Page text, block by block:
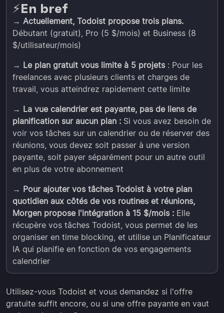
⚡️En bref
→ Actuellement, Todoist propose trois plans.
Débutant (gratuit), Pro (5 $/mois) et Business (8
$/utilisateur/mois)
→ Le plan gratuit vous limite à 5 projets: Pour les
freelances avec plusieurs clients et charges de
travail, vous atteindrez rapidement cette limite
→ La vue calendrier est payante, pas de liens de
planification sur aucun plan : Si vous avez besoin de
voir vos tâches sur un calendrier ou de réserver des
réunions, vous devez soit passer à une version
payante, soit payer séparément pour un autre outil
en plus de votre abonnement
→ Pour ajouter vos tâches Todoist à votre plan
quotidien aux côtés de vos routines et réunions,
Morgen propose l'intégration à 15 $/mois : Elle
récupère vos tâches Todoist, vous permet de les
organiser en time blocking, et utilise un Planificateur
IA qui planifie en fonction de vos engagements
calendrier
Utilisez-vous Todoist et vous demandez si l'offre
gratuite suffit encore, ou si une offre payante en vaut